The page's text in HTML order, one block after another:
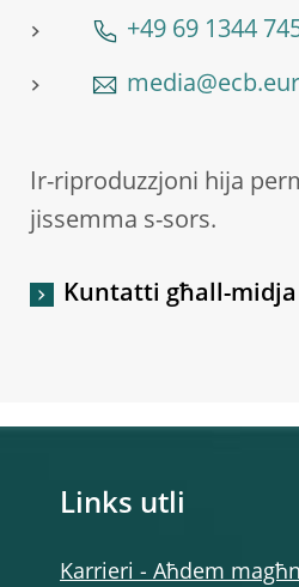
+49 69 1344
Ir-riproduzzjoni hija
jissemma s-sors.
Kuntatti għall-midja
Links utli
Karrieri - Aħdem